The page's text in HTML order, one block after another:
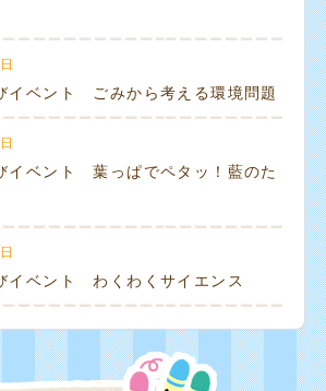
イベント ごみから考える環境問題
イベント 葉っぱでペタッ！藍のた
イベント わくわくサイエンス